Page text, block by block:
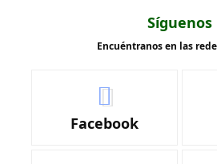
Síguenos
Encuéntranos en las
Facebook